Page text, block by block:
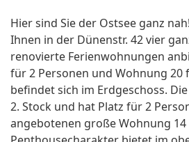
Hier sind Sie der Ostsee ganz
Ihnen in der Dünenstr. 42 vier
renovierte Ferienwohnungen
für 2 Personen und Wohnung 20
befindet sich im Erdgeschoss.
2. Stock und hat Platz für 2
angebotenen große Wohnung